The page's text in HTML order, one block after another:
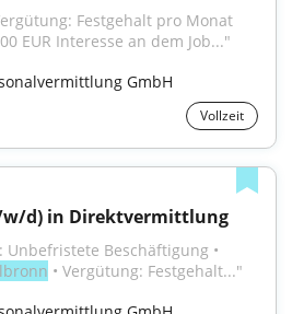
Festgehalt pro Monat
EUR Interesse an dem Job..."
GmbH
Vollzeit
d) in Direktvermittlung
Unbefristete Beschäftigung •
• Vergütung: Festgehalt..."